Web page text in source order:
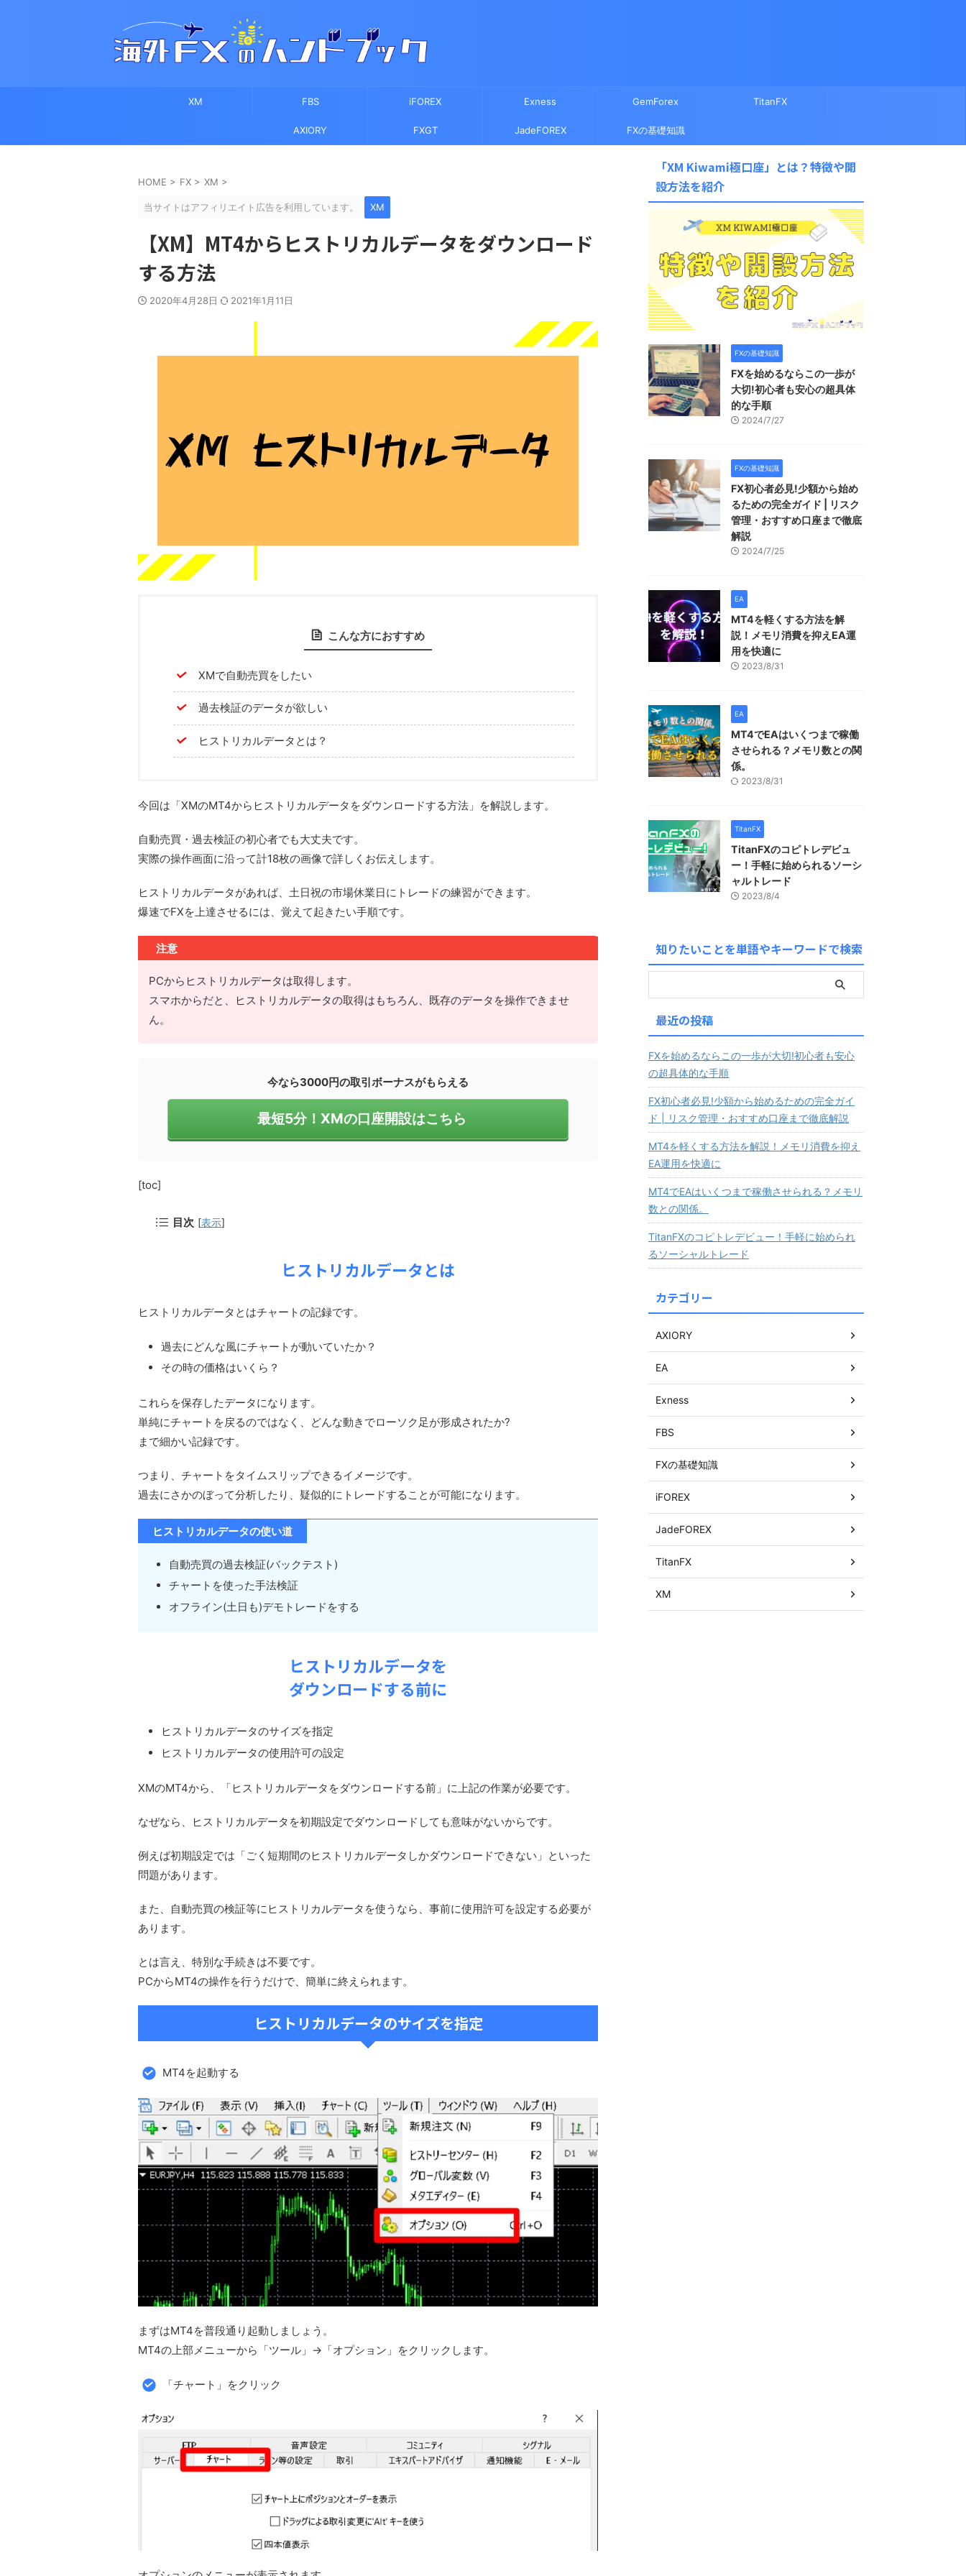
XM FBS iFOREX Exness GemForex TitanFX
AXIORY FXGT JadeFOREX FXの基礎知識
HOME > FX > XM >
当サイトはアフィリエイト広告を利用しています。 XM
【XM】MT4からヒストリカルデータをダウンロード
する方法
2020年4月28日 2021年1月11日
こんな方におすすめ
XMで自動売買をしたい
過去検証のデータが欲しい
ヒストリカルデータとは？
今回は「XMのMT4からヒストリカルデータをダウンロードする方法」を解説します。
自動売買・過去検証の初心者でも大丈夫です。
実際の操作画面に沿って計18枚の画像で詳しくお伝えします。
ヒストリカルデータがあれば、土日祝の市場休業日にトレードの練習ができます。
爆速でFXを上達させるには、覚えて起きたい手順です。
注意
PCからヒストリカルデータは取得します。
スマホからだと、ヒストリカルデータの取得はもちろん、既存のデータを操作できませ
ん。
今なら3000円の取引ボーナスがもらえる
最短5分！XMの口座開設はこちら
[toc]
目次 [表示]
ヒストリカルデータとは
ヒストリカルデータとはチャートの記録です。
過去にどんな風にチャートが動いていたか？
その時の価格はいくら？
これらを保存したデータになります。
単純にチャートを戻るのではなく、どんな動きでローソク足が形成されたか?
まで細かい記録です。
つまり、チャートをタイムスリップできるイメージです。
過去にさかのぼって分析したり、疑似的にトレードすることが可能になります。
ヒストリカルデータの使い道
自動売買の過去検証(バックテスト)
チャートを使った手法検証
オフライン(土日も)デモトレードをする
ヒストリカルデータを
ダウンロードする前に
ヒストリカルデータのサイズを指定
ヒストリカルデータの使用許可の設定
XMのMT4から、「ヒストリカルデータをダウンロードする前」に上記の作業が必要です。
なぜなら、ヒストリカルデータを初期設定でダウンロードしても意味がないからです。
例えば初期設定では「ごく短期間のヒストリカルデータしかダウンロードできない」といった
問題があります。
また、自動売買の検証等にヒストリカルデータを使うなら、事前に使用許可を設定する必要が
あります。
とは言え、特別な手続きは不要です。
PCからMT4の操作を行うだけで、簡単に終えられます。
ヒストリカルデータのサイズを指定
MT4を起動する
まずはMT4を普段通り起動しましょう。
MT4の上部メニューから「ツール」→「オプション」をクリックします。
「チャート」をクリック
「XM Kiwami極口座」とは？特徴や開
設方法を紹介
FXの基礎知識
FXを始めるならこの一歩が
大切!初心者も安心の超具体
的な手順
2024/7/27
FXの基礎知識
FX初心者必見!少額から始め
るための完全ガイド | リスク
管理・おすすめ口座まで徹底
解説
2024/7/25
EA
MT4を軽くする方法を解
説！メモリ消費を抑えEA運
用を快適に
2023/8/31
EA
MT4でEAはいくつまで稼働
させられる？メモリ数との関
係。
2023/8/31
TitanFX
TitanFXのコピトレデビュ
ー！手軽に始められるソーシ
ャルトレード
2023/8/4
知りたいことを単語やキーワードで検索
最近の投稿
FXを始めるならこの一歩が大切!初心者も安心
の超具体的な手順
FX初心者必見!少額から始めるための完全ガイ
ド | リスク管理・おすすめ口座まで徹底解説
MT4を軽くする方法を解説！メモリ消費を抑え
EA運用を快適に
MT4でEAはいくつまで稼働させられる？メモリ
数との関係。
TitanFXのコピトレデビュー！手軽に始められ
るソーシャルトレード
カテゴリー
AXIORY
EA
Exness
FBS
FXの基礎知識
iFOREX
JadeFOREX
TitanFX
XM